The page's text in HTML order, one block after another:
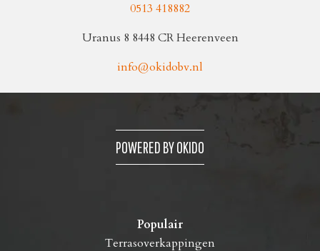
0513 418882
Uranus 8 8448 CR Heerenveen
info@okidobv.nl
POWERED BY OKIDO
Populair
Terrasoverkappingen